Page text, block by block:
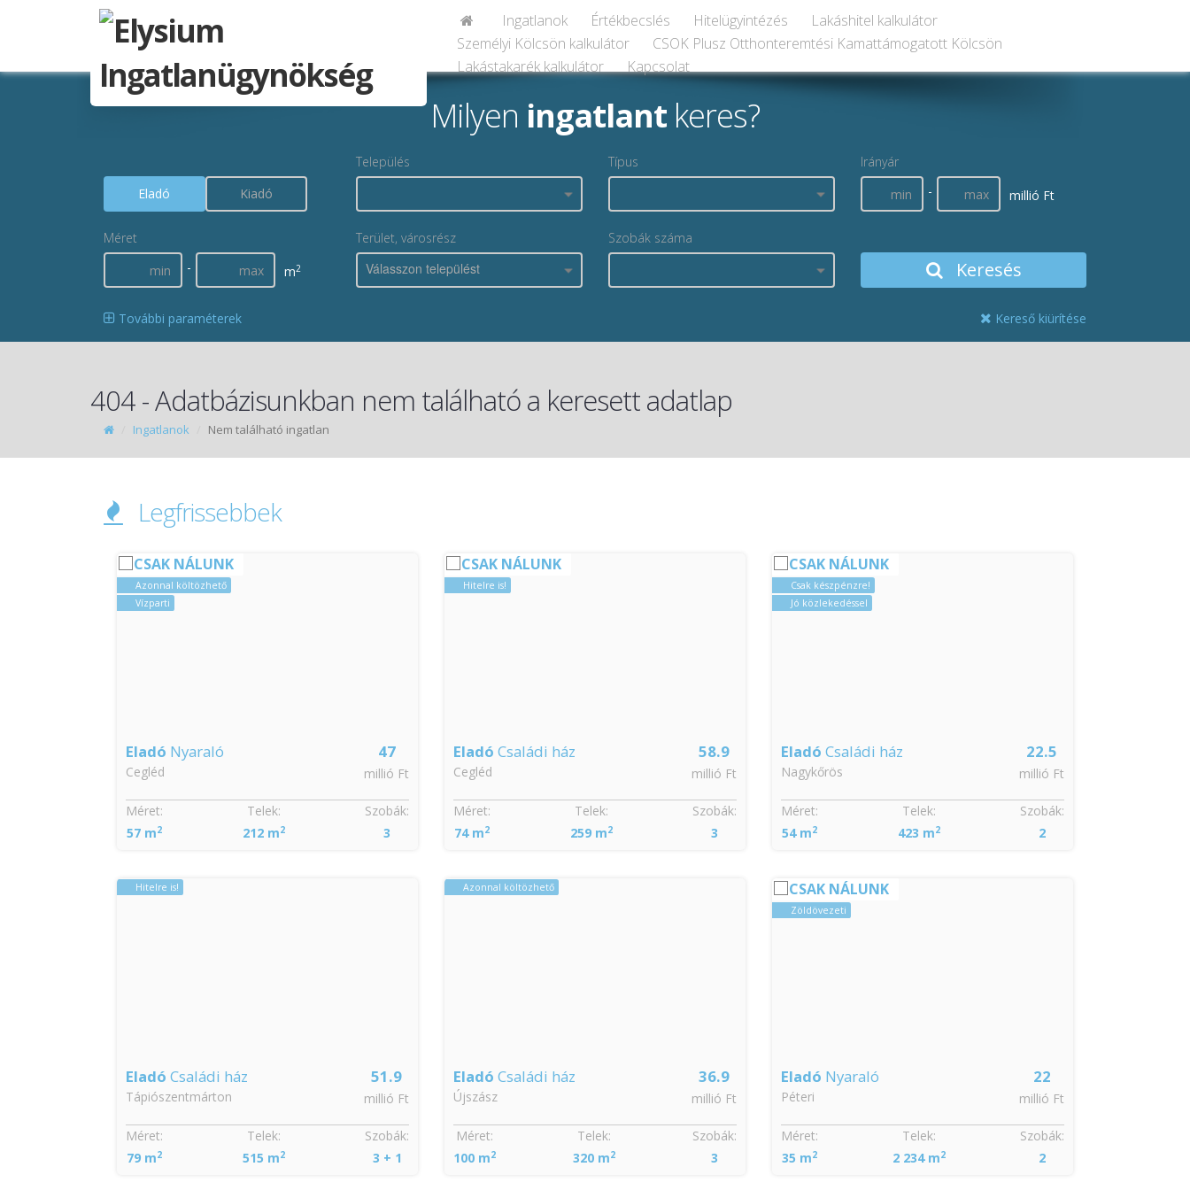
Ingatlanok Értékbecslés Hitelügyintézés
Lakáshitel kalkulátor
Személyi Kölcsön kalkulátor
CSOK Plusz Otthonteremtési Kamattámogatott Kölcsön
Lakástakarék kalkulátor
Kapcsolat
Milyen ingatlant keres?
Eladó Kiadó
Település Típus
Irányár
-
millió Ft
Méret
-
m2
Terület, városrész
Válasszon települést
Szobák száma
Keresés
További paraméterek Kereső kiürítése
404 - Adatbázisunkban nem található a keresett adatlap
Ingatlanok Nem található ingatlan
Legfrissebbek
CSAK NÁLUNK
Azonnal költözhető
Vízparti
47
millió Ft
Eladó Nyaraló
Cegléd
Szobák:
3
Méret:
57 m2
Telek:
212 m2
Hitelre is!
51.9
millió Ft
Eladó Családi ház
Tápiószentmárton
Szobák:
3 + 1
Méret:
79 m2
Telek:
515 m2
CSAK NÁLUNK
Hitelre is!
58.9
millió Ft
Eladó Családi ház
Cegléd
Szobák:
3
Méret:
74 m2
Telek:
259 m2
Azonnal költözhető
36.9
millió Ft
Eladó Családi ház
Újszász
Szobák:
3
Méret:
100 m2
Telek:
320 m2
CSAK NÁLUNK
Csak készpénzre!
Jó közlekedéssel
22.5
millió Ft
Eladó Családi ház
Nagykőrös
Szobák:
2
Méret:
54 m2
Telek:
423 m2
CSAK NÁLUNK
Zöldövezeti
22
millió Ft
Eladó Nyaraló
Péteri
Szobák:
2
Méret:
35 m2
Telek:
2 234 m2